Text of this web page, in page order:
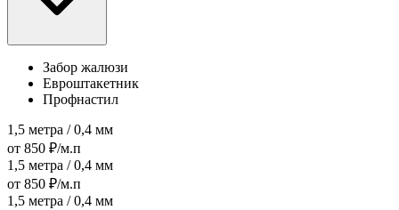
Забор жалюзи
Евроштакетник
Профнастил
1,5 метра / 0,4 мм
от 850 ₽/м.п
1,5 метра / 0,4 мм
от 850 ₽/м.п
1,5 метра / 0,4 мм